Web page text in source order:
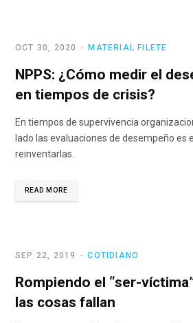
MATERIAL FILETE
OCT 30, 2020
NPPS: ¿Cómo medir el
en tiempos de crisis?
En tiempos de supervivencia
lado las evaluaciones de desempeño es
reinventarlas.
READ MORE
COTIDIANO
SEP 22, 2019
Rompiendo el “ser-
las cosas fallan